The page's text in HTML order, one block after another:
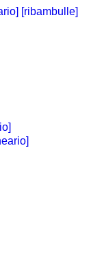
[ribambulle]